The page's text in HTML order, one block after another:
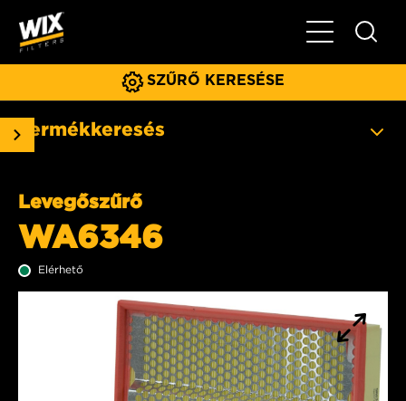
Főmenü
SZŰRŐ KERESÉSE
Termékkeresés
Levegőszűrő
WA6346
Elérhető